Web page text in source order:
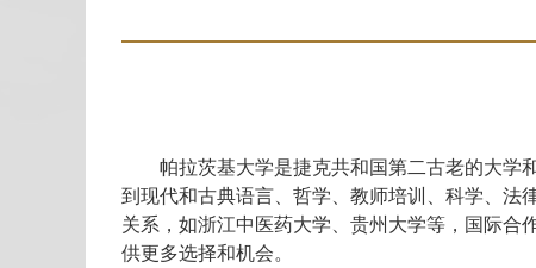
帕拉茨基大学是捷克共和国第二古老的大学
到现代和古典语言、哲学、教师培训、科学、法
关系，如浙江中医药大学、贵州大学等，国际合
供更多选择和机会。